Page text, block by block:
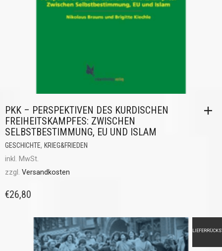
PKK – PERSPEKTIVEN DES KURDISCHEN
FREIHEITSKAMPFES: ZWISCHEN
SELBSTBESTIMMUNG, EU UND ISLAM
GESCHICHTE, KRIEG&FRIEDEN
inkl. MwSt.
zzgl. Versandkosten
€26,80